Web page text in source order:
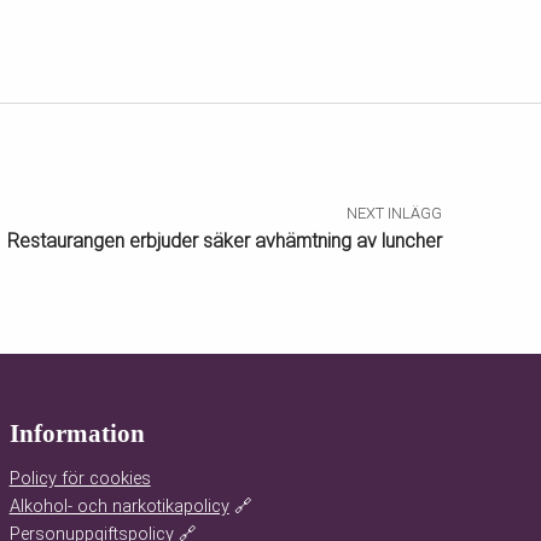
NEXT INLÄGG
Restaurangen erbjuder säker avhämtning av luncher
Information
Policy för cookies
Alkohol- och narkotikapolicy🔗
Personuppgiftspolicy🔗